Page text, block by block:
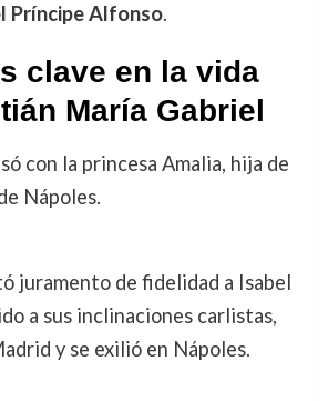
Príncipe Alfonso.
clave en la vida
María Gabriel
con la princesa Amalia, hija de
Nápoles.
juramento de fidelidad a Isabel
a sus inclinaciones carlistas,
y se exilió en Nápoles.